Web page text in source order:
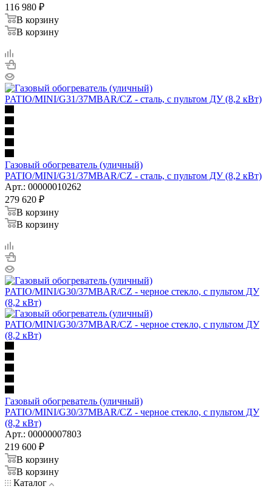
116 980 ₽
В корзину
В корзину
Газовый обогреватель (уличный)
PATIO/MINI/G31/37MBAR/CZ - сталь, с пультом ДУ (8,2 кВт)
Арт.: 00000010262
279 620 ₽
В корзину
В корзину
Газовый обогреватель (уличный)
PATIO/MINI/G30/37MBAR/CZ - черное стекло, с пультом ДУ
(8,2 кВт)
Арт.: 00000007803
219 600 ₽
В корзину
В корзину
Каталог